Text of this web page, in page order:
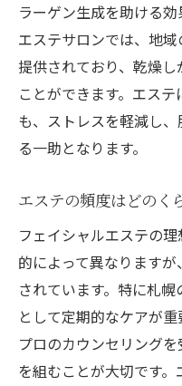
ラーゲン生成を助ける
エステサロンでは、地
提供されており、乾燥
ことができます。エス
も、ストレスを軽減し
る一助となります。
エステの頻度はどのく
フェイシャルエステの
的によって異なります
されています。特に札
として定期的なケアが
プロのカウンセリング
を組むことが大切です